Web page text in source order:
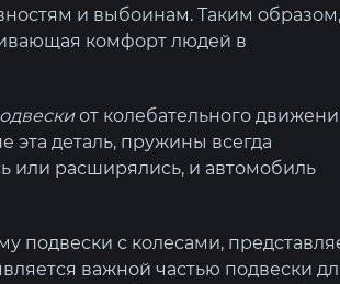
и выбоинам. Таким образом,
комфорт людей в
от колебательного
эта деталь, пружины всегда
или расширялись, и автомобиль
подвески с колесами,
важной частью подвески